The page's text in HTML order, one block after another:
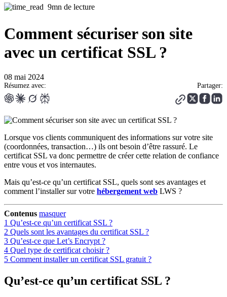
9mn de lecture
Comment sécuriser son site
avec un certificat SSL ?
08 mai 2024
Résumez avec: Partager:
Lorsque vos clients communiquent des informations sur votre site
(coordonnées, transaction…) ils ont besoin d’être rassuré. Le
certificat SSL va donc permettre de créer cette relation de confiance
entre vous et vos internautes.
Mais qu’est-ce qu’un certificat SSL, quels sont ses avantages et
comment l’installer sur votre hébergement web LWS ?
Contenus masquer
1 Qu’est-ce qu’un certificat SSL ?
2 Quels sont les avantages du certificat SSL ?
3 Qu’est-ce que Let’s Encrypt ?
4 Quel type de certificat choisir ?
5 Comment installer un certificat SSL gratuit ?
Qu’est-ce qu’un certificat SSL ?